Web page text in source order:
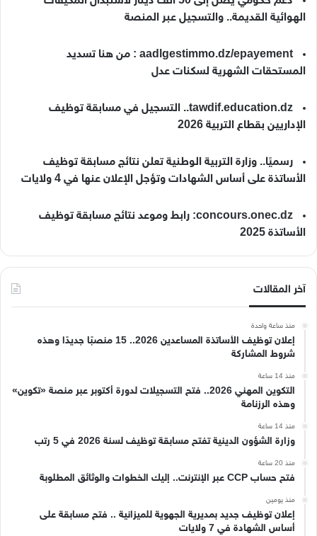
الهوائية القديمة.. والتسجيل عبر المنصة
aadlgestimmo.dz/epayement : من هنا تسديد
المستحقات الشهرية لسكنات عدل
tawdif.education.dz.. التسجيل في مسابقة توظيف
الإداريين بقطاع التربية 2026
رسميًا.. وزارة التربية الوطنية تعلن نتائج مسابقة توظيف
الأساتذة على أساس الشهادات وتؤجل الإعلان عنها في 4 ولايات
concours.onec.dz: رابط وموعد نتائج مسابقة توظيف
الأساتذة 2025
آخر المقالات
منذ ساعة واحدة
إعلان توظيف الأساتذة المساعدين 2026.. 15 منصبًا جديدًا وهذه
شروط المشاركة
منذ 14 ساعة
التكوين المهني 2026.. فتح التسجيلات لدورة أكتوبر عبر منصة «تكوين»
وهذه الرزنامة
منذ 14 ساعة
وزارة الشؤون الدينية تفتح مسابقة توظيف لسنة 2026 في 5 رتب
منذ 20 ساعة
فتح حساب CCP عبر الإنترنت.. إليك الخطوات والوثائق المطلوبة
منذ يومين
إعلان توظيف جديد بمديرية الجهوية للميزانية .. فتح مسابقة على
أساس الشهادة في 7 ولايات